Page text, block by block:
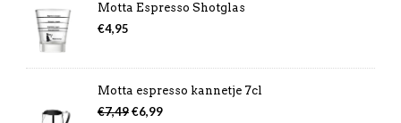
€8,99.€6,99.
Motta Espresso Shotglas
€4,95
Motta espresso kannetje 7cl
€7,49 Oorspronkelijke
€6,99Huidige